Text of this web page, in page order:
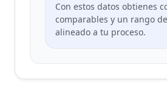
Con estos datos obtienes
comparables y un rango
alineado a tu proceso.